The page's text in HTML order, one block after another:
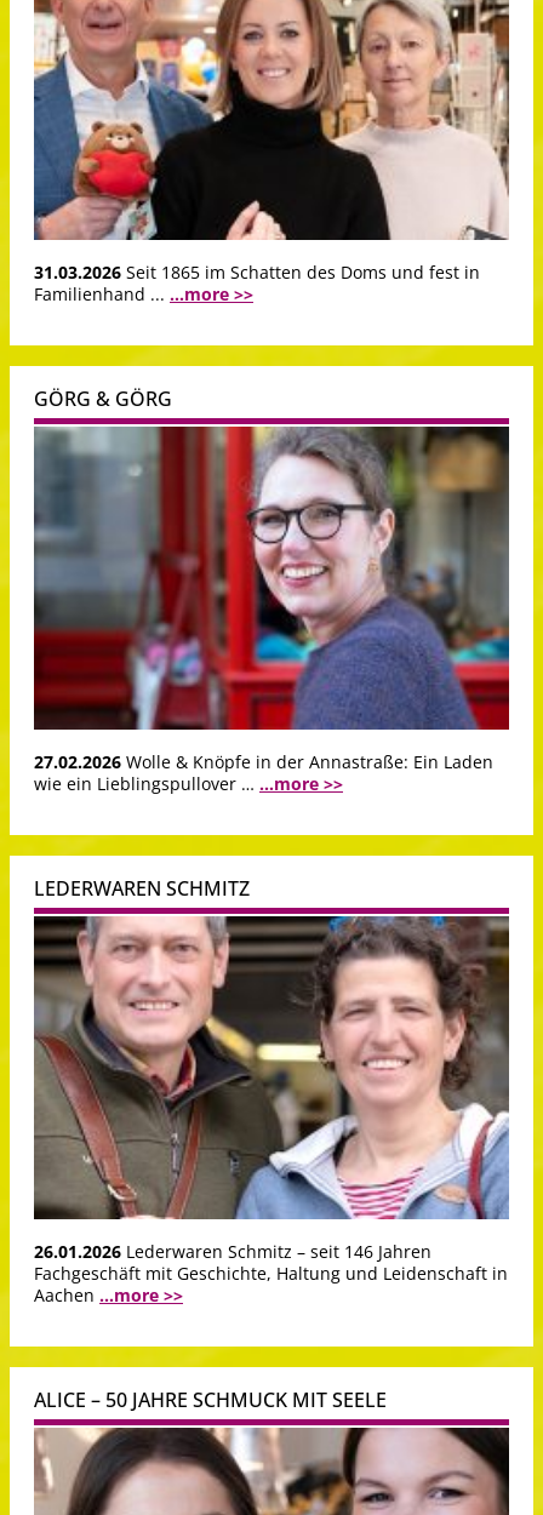
31.03.2026 Seit 1865 im Schatten des Doms und fest in
Familienhand ... ...more >>
GÖRG & GÖRG
27.02.2026 Wolle & Knöpfe in der Annastraße: Ein Laden
wie ein Lieblingspullover … ...more >>
LEDERWAREN SCHMITZ
26.01.2026 Lederwaren Schmitz – seit 146 Jahren
Fachgeschäft mit Geschichte, Haltung und Leidenschaft in
Aachen ...more >>
ALICE – 50 JAHRE SCHMUCK MIT SEELE